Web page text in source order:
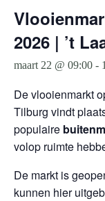
2026 | ’t
maart 22 @ 09:00 -
De vlooienmarkt
Tilburg vindt
populaire
volop ruimte
De markt is
kunnen hier